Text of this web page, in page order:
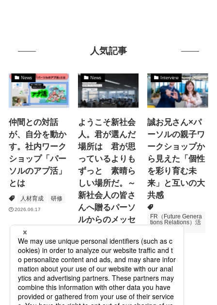
人気記事
News
仲間との対話
が、自分を動か
す。社内ワーク
ショップ「パー
ソルのアプ活」
とは
人材育成 研修
2026.06.17
News
ようこそ新社会
人。君が選んだ
場所は 君が思
っているよりも
ずっと 素晴ら
しい場所だ。～
新社会人の皆さ
んへ贈るパーソ
ルからのメッセ
Specialized Servic
es
プロモーション
Interview
誠お兄さん×パ
ーソルの親子ワ
ークショップか
ら見えた「個性
を彩り育む未
来」と互いの大
共感
FR（Future Genera
tions Relations）活
次世代育成
2026.06.16